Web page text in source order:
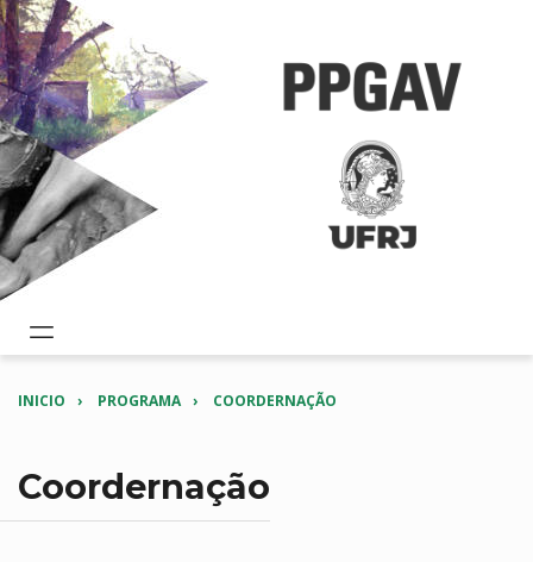
INICIO PROGRAMA COORDERNAÇÃO
Coordernação